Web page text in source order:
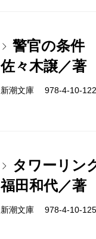
警官の条件
佐々木譲／著
新潮文庫 978-4-10-
タワーリン
福田和代／著
新潮文庫 978-4-10-